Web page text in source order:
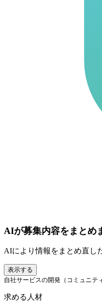
AIが募集内容をまとめ
AIにより情報をまとめ直し
表示する
自社サービスの開発（コミュニテ
求める人材